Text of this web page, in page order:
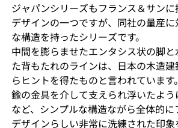
ジャパンシリーズもフランス＆サン
デザインの一つですが、同社の量産
な構造を持ったシリーズです。
中間を膨らませたエンタシス状の脚
た背もたれのラインは、日本の木造
らヒントを得たものと言われていま
鍮の金具を介して支えられ浮いたよ
など、シンプルな構造ながら全体的
デザインらしい非常に洗練された印象